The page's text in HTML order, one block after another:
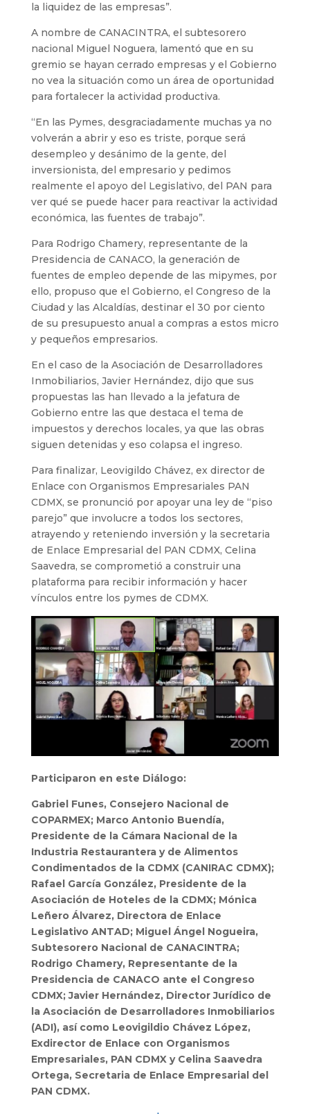
la liquidez de las empresas”.
A nombre de CANACINTRA, el subtesorero
nacional Miguel Noguera, lamentó que en su
gremio se hayan cerrado empresas y el Gobierno
no vea la situación como un área de oportunidad
para fortalecer la actividad productiva.
“En las Pymes, desgraciadamente muchas ya no
volverán a abrir y eso es triste, porque será
desempleo y desánimo de la gente, del
inversionista, del empresario y pedimos
realmente el apoyo del Legislativo, del PAN para
ver qué se puede hacer para reactivar la actividad
económica, las fuentes de trabajo”.
Para Rodrigo Chamery, representante de la
Presidencia de CANACO, la generación de
fuentes de empleo depende de las mipymes, por
ello, propuso que el Gobierno, el Congreso de la
Ciudad y las Alcaldías, destinar el 30 por ciento
de su presupuesto anual a compras a estos micro
y pequeños empresarios.
En el caso de la Asociación de Desarrolladores
Inmobiliarios, Javier Hernández, dijo que sus
propuestas las han llevado a la jefatura de
Gobierno entre las que destaca el tema de
impuestos y derechos locales, ya que las obras
siguen detenidas y eso colapsa el ingreso.
Para finalizar, Leovigildo Chávez, ex director de
Enlace con Organismos Empresariales PAN
CDMX, se pronunció por apoyar una ley de “piso
parejo” que involucre a todos los sectores,
atrayendo y reteniendo inversión y la secretaria
de Enlace Empresarial del PAN CDMX, Celina
Saavedra, se comprometió a construir una
plataforma para recibir información y hacer
vínculos entre los pymes de CDMX.
Participaron en este Diálogo:
Gabriel Funes, Consejero Nacional de
COPARMEX; Marco Antonio Buendía,
Presidente de la Cámara Nacional de la
Industria Restaurantera y de Alimentos
Condimentados de la CDMX (CANIRAC CDMX);
Rafael García González, Presidente de la
Asociación de Hoteles de la CDMX; Mónica
Leñero Álvarez, Directora de Enlace
Legislativo ANTAD; Miguel Ángel Nogueira,
Subtesorero Nacional de CANACINTRA;
Rodrigo Chamery, Representante de la
Presidencia de CANACO ante el Congreso
CDMX; Javier Hernández, Director Jurídico de
la Asociación de Desarrolladores Inmobiliarios
(ADI), así como Leovigildio Chávez López,
Exdirector de Enlace con Organismos
Empresariales, PAN CDMX y Celina Saavedra
Ortega, Secretaria de Enlace Empresarial del
PAN CDMX.